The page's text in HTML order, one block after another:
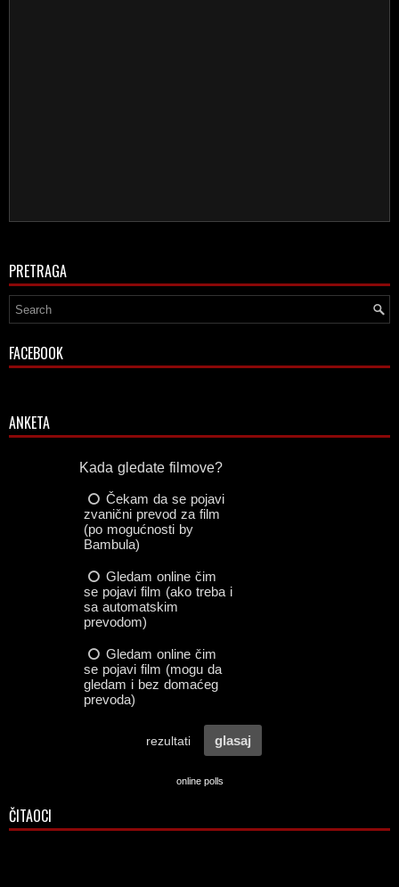
PRETRAGA
FACEBOOK
ANKETA
online polls
ČITAOCI